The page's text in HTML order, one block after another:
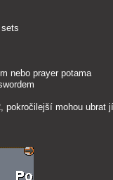
nebo prayer potama
mohou ubrat